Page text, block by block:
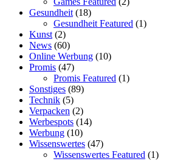
Gesundheit (18)
Gesundheit Featured (1)
Kunst (2)
News (60)
Online Werbung (10)
Promis (47)
Promis Featured (1)
Sonstiges (89)
Technik (5)
Verpacken (2)
Werbespots (14)
Werbung (10)
Wissenswertes (47)
Wissenswertes Featured (1)